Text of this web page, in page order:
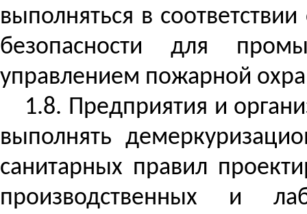
выполняться в
безопасности для
управлением пожарной
1.8. Предприятия и
выполнять
санитарных правил
производственных и